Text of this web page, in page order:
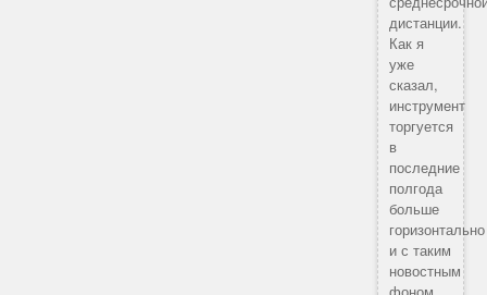
дистанции.
Как я
уже
сказал,
инструмент
торгуется
в
последние
полгода
больше
горизонтально
и с таким
новостным